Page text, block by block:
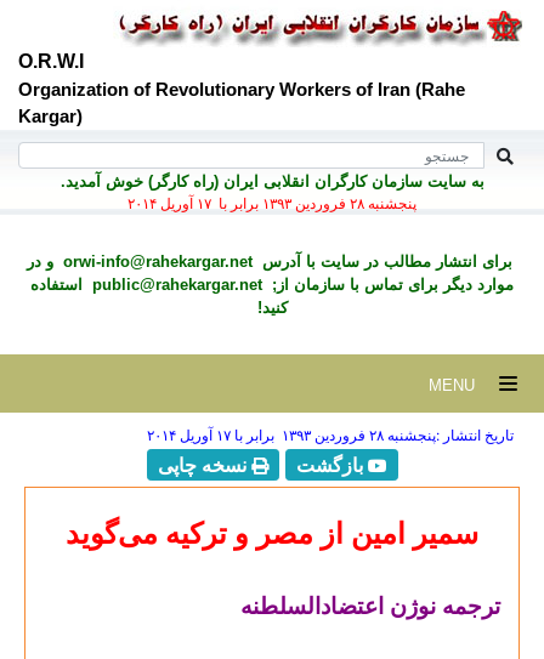
O.R.W.I
Organization of Revolutionary Workers of Iran (Rahe
Kargar)
به سايت سازمان کارگران انقلابی ايران (راه کارگر) خوش آمديد.
پنجشنبه ۲۸ فروردين ۱۳۹۳ برابر با ۱۷ آوريل ۲۰۱۴
برای انتشار مطالب در سايت با آدرسorwi-info@rahekargar.net و در
موارد ديگر برای تماس با سازمان از;public@rahekargar.net
استفاده
کنید!
تاریخ انتشار :پنجشنبه ۲۸ فروردين ۱۳۹۳ برابر با ۱۷ آوريل ۲۰۱۴
بازگشت نسخه چاپی
سمیر امین از مصر و ترکیه می‌گوید
ترجمه نوژن اعتضادالسلطنه